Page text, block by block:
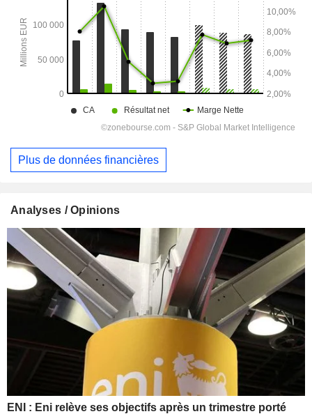
Plus de données financières
Analyses / Opinions
ENI : Eni relève ses objectifs après un trimestre porté